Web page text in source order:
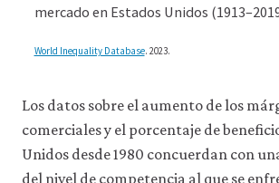
mercado en Estados Unidos
World Inequality Database. 2023.
Los datos sobre el aumento de los
comerciales y el porcentaje de
Unidos desde 1980 concuerdan con
del nivel de competencia al que se